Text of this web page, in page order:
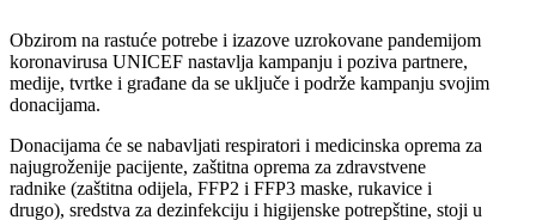
Obzirom na rastuće potrebe i izazove uzrokovane pandemijom
koronavirusa UNICEF nastavlja kampanju i poziva partnere,
medije, tvrtke i građane da se uključe i podrže kampanju svojim
donacijama.
Donacijama će se nabavljati respiratori i medicinska oprema za
najugroženije pacijente, zaštitna oprema za zdravstvene
radnike (zaštitna odijela, FFP2 i FFP3 maske, rukavice i
drugo), sredstva za dezinfekciju i higijenske potrepštine, stoji u